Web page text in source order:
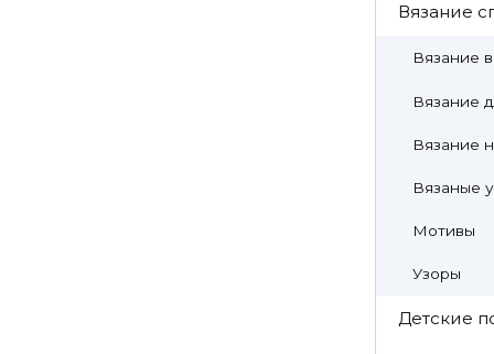
Вязание
Вязание
Вязание
Вязание
Вязаные
Мотивы
Узоры
Детские